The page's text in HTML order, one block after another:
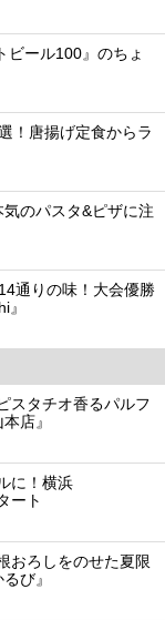
ビール100』のちょ
！唐揚げ定食からラ
のパスタ&ピザに注
通りの味！大会優勝
スタチオ香るパルフ
店』
に！横浜
ート
おろしをのせた夏限
び』